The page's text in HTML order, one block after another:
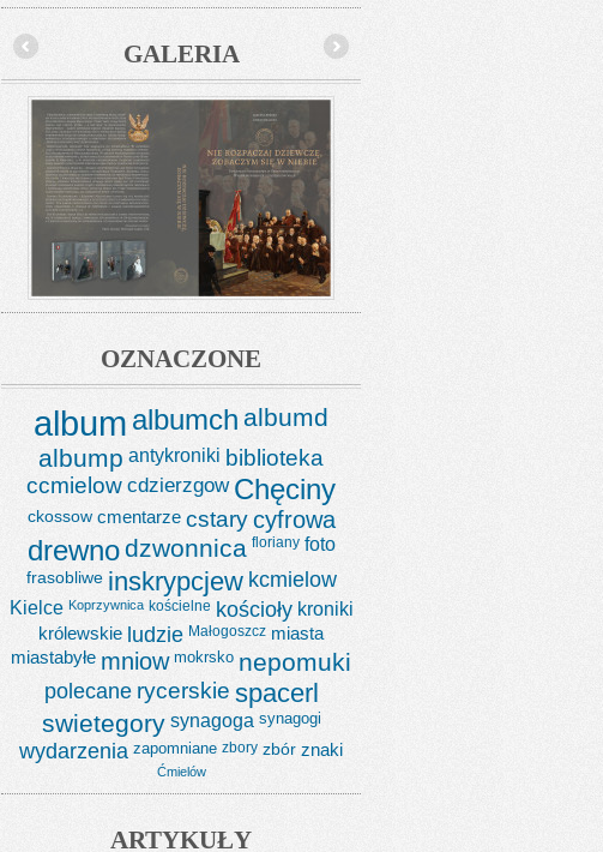
GALERIA
OZNACZONE
album albumch albumd
albump antykroniki biblioteka
ccmielow cdzierzgow Chęciny
ckossow cmentarze cstary cyfrowa
drewnodzwonnica floriany foto
frasobliwe inskrypcjew kcmielow
Kielce Koprzywnica kościelne kościoły kroniki
królewskie ludzie Małogoszcz miasta
miastabyłe mniow mokrsko nepomuki
polecane rycerskie spacerl
swietegory synagoga synagogi
wydarzenia zapomniane zbory zbór znaki
Ćmielów
ARTYKUŁY